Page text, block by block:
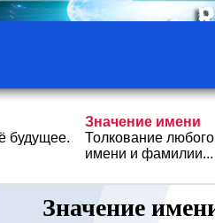
будущее.
Значение имени
Толкование любого
имени и фамилии...
Значение